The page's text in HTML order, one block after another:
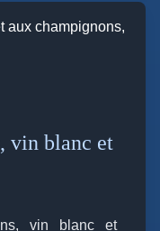
vin blanc et
vin blanc et